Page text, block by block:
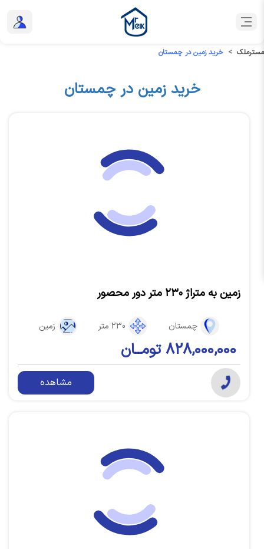
مسترملک خرید زمین در چمستان
خرید زمین در چمستان
زمین به متراژ ۲۳۰ متر دور محصور
چمستان 230 متر زمین
828,000,000 تومــان
مشاهده